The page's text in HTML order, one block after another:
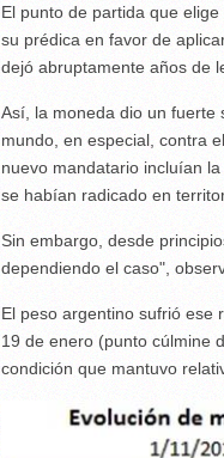
El punto de partida que
su prédica en favor de
dejó abruptamente años de
Así, la moneda dio un fuerte
mundo, en especial, contra
nuevo mandatario incluían
se habían radicado en
Sin embargo, desde
dependiendo el caso",
El peso argentino sufrió ese
19 de enero (punto cúlmine
condición que mantuvo